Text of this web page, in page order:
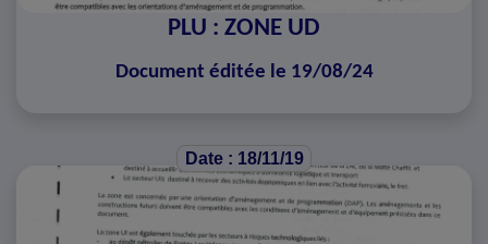
PLU : ZONE UD
Document éditée le 19/08/24
Date : 18/11/19